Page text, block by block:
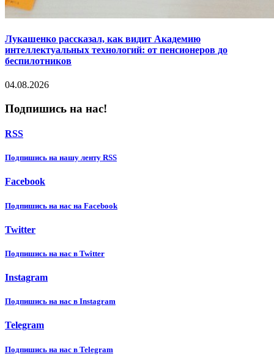
Лукашенко рассказал, как видит Академию
интеллектуальных технологий: от пенсионеров до
беспилотников
04.08.2026
Подпишись на нас!
RSS
Подпишиcь на нашу ленту RSS
Facebook
Подпишиcь на нас на Facebook
Twitter
Подпишиcь на нас в Twitter
Instagram
Подпишиcь на нас в Instagram
Telegram
Подпишиcь на нас в Telegram